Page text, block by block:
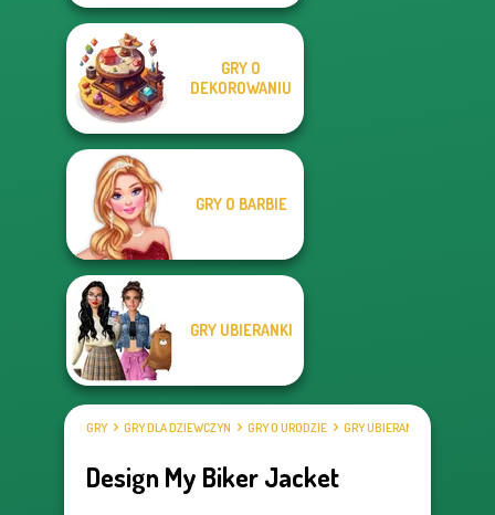
GRY O
DEKOROWANIU
GRY O BARBIE
GRY UBIERANKI
GRY GRY DLA DZIEWCZYN GRY O URODZIE GRY UBIERANKI
Design My Biker Jacket